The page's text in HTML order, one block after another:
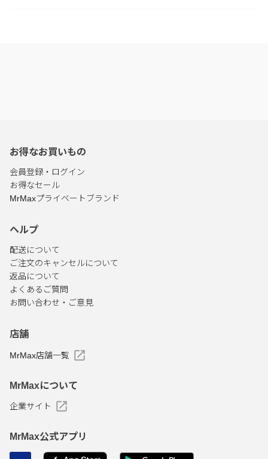
お得なお買いもの
会員登録・ログイン
お得なセール
MrMaxプライベートブランド
ヘルプ
配送について
ご注文のキャンセルについて
返品について
よくあるご質問
お問い合わせ・ご意見
店舗
MrMax店舗一覧
MrMaxについて
企業サイト
MrMax公式アプリ